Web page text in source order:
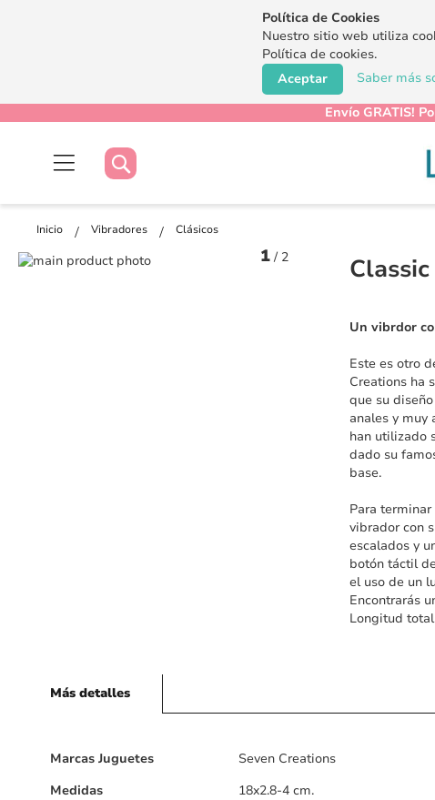
Política de Cookies
Nuestro sitio web utiliza
Política de cookies.
Saber más
Aceptar
Envío GRATIS!
Buscar
Buscar
Inicio Vibradores Clásicos
Saltar
1 / 2
Un vibrdor
Este es otro
Creations ha
que su
anales y muy
han utilizado
dado su
base.
Para
vibrador con
escalados y
botón táctil
el uso de un
Encontrarás
Longitud
Más detalles
Más
Marcas Juguetes
Seven Creations
Medidas
18x2.8-4 cm.